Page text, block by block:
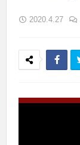
2020.4.27